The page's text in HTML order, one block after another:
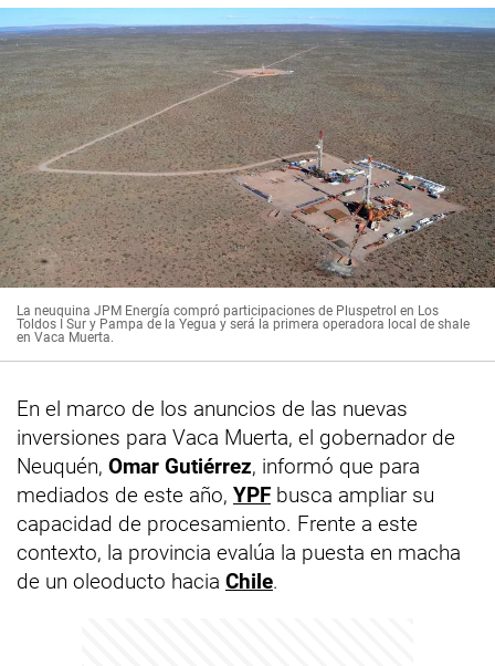
La neuquina JPM Energía compró participaciones de Pluspetrol en Los
Toldos I Sur y Pampa de la Yegua y será la primera operadora local de shale
en Vaca Muerta.
En el marco de los anuncios de las nuevas
inversiones para Vaca Muerta, el gobernador de
Neuquén, Omar Gutiérrez, informó que para
mediados de este año, YPF busca ampliar su
capacidad de procesamiento. Frente a este
contexto, la provincia evalúa la puesta en macha
de un oleoducto hacia Chile.